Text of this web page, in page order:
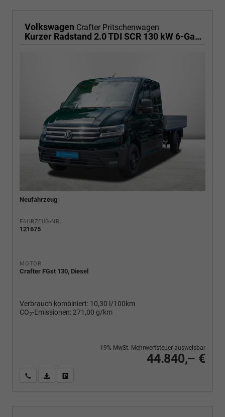
Volkswagen Crafter Pritschenwagen
Kurzer Radstand 2.0 TDI SCR 130 kW 6-Gang, Klima
Neufahrzeug
FAHRZEUG-NR.
121675
MOTOR
Crafter FGst 130, Diesel
Verbrauch kombiniert: 10,30 l/100km
CO2-Emissionen: 271,00 g/km
44.840,– €
19% MwSt. Mehrwertsteuer ausweisbar
Wir rufen Sie anPDF-Fahrzeugexposé drucken